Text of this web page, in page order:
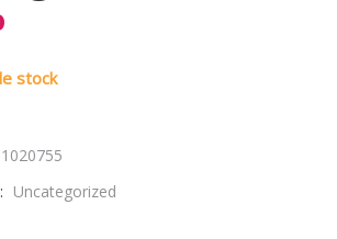
stock
Uncategorized